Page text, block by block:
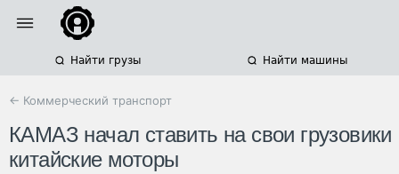
Найти грузы Найти машины
← Коммерческий транспорт
КАМАЗ начал ставить на свои грузовики
китайские моторы